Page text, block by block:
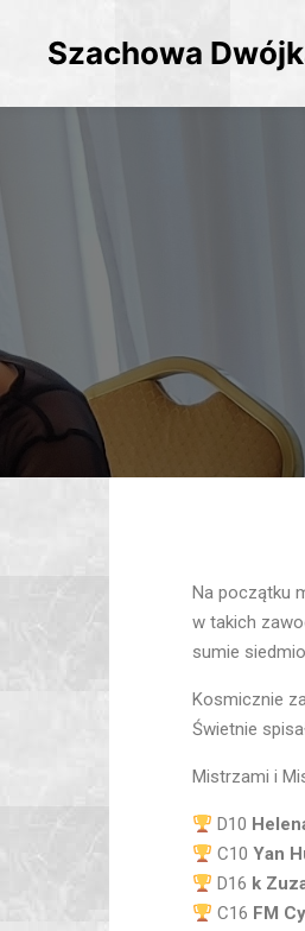
Szachowa
Na początku
w takich
sumie
Kosmicznie
Świetnie
Mistrzami i
D10
C10Yan
D16 k
C16 FM